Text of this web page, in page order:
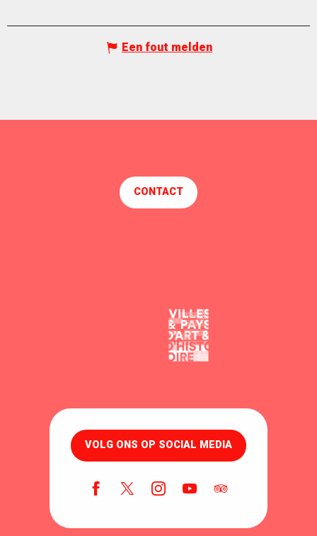
Een fout melden
CONTACT
VOLG ONS OP SOCIAL MEDIA